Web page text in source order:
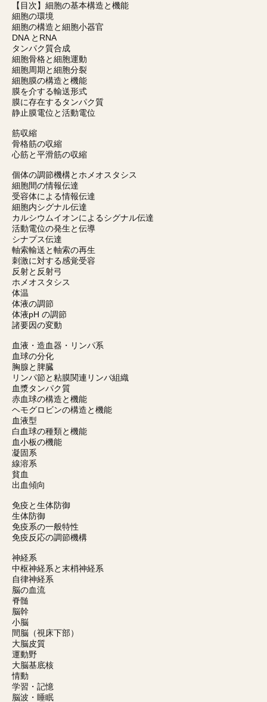
【目次】細胞の基本構造と機能
細胞の環境
細胞の構造と細胞小器官
DNA とRNA
タンパク質合成
細胞骨格と細胞運動
細胞周期と細胞分裂
細胞膜の構造と機能
膜を介する輸送形式
膜に存在するタンパク質
静止膜電位と活動電位
筋収縮
骨格筋の収縮
心筋と平滑筋の収縮
個体の調節機構とホメオスタシス
細胞間の情報伝達
受容体による情報伝達
細胞内シグナル伝達
カルシウムイオンによるシグナル伝達
活動電位の発生と伝導
シナプス伝達
軸索輸送と軸索の再生
刺激に対する感覚受容
反射と反射弓
ホメオスタシス
体温
体液の調節
体液pH の調節
諸要因の変動
血液・造血器・リンパ系
血球の分化
胸腺と脾臓
リンパ節と粘膜関連リンパ組織
血漿タンパク質
赤血球の構造と機能
ヘモグロビンの構造と機能
血液型
白血球の種類と機能
血小板の機能
凝固系
線溶系
貧血
出血傾向
免疫と生体防御
生体防御
免疫系の一般特性
免疫反応の調節機構
神経系
中枢神経系と末梢神経系
自律神経系
脳の血流
脊髄
脳幹
小脳
間脳（視床下部）
大脳皮質
運動野
大脳基底核
情動
学習・記憶
脳波・睡眠